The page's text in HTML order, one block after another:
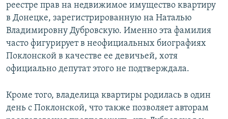
реестре прав на недвижимое имущество квартиру
в Донецке, зарегистрированную на Наталью
Владимировну Дубровскую. Именно эта фамилия
часто фигурирует в неофициальных биографиях
Поклонской в качестве ее девичьей, хотя
официально депутат этого не подтверждала.
Кроме того, владелица квартиры родилась в один
день с Поклонской, что также позволяет авторам